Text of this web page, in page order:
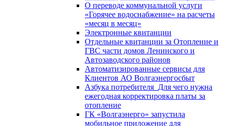
О переводе коммунальной услуги
«Горячее водоснабжение» на расчеты
«месяц в месяц»
Электронные квитанции
Отдельные квитанции за Отопление и
ГВС части домов Ленинского и
Автозаводского районов
Автоматизированные сервисы для
Клиентов АО Волгаэнергосбыт
Азбука потребителя_Для чего нужна
ежегодная корректировка платы за
отопление
ГК «Волгаэнерго» запустила
мобильное приложение для